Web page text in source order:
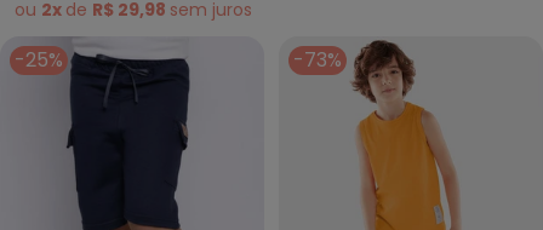
ou 2x de R$ 29,98 sem juros
-25% -73%